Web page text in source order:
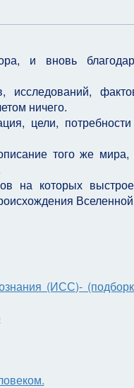
и вновь
исследований,
ничего.
цели,
того же мира,
на которых
(ИСС)-